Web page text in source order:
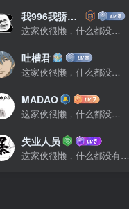
我996我骄傲了么
这家伙很懒，什么都没有写...
吐槽君
这家伙很懒，什么都没有写...
MADAO
这家伙很懒，什么都没有写...
失业人员
这家伙很懒，什么都没有写...